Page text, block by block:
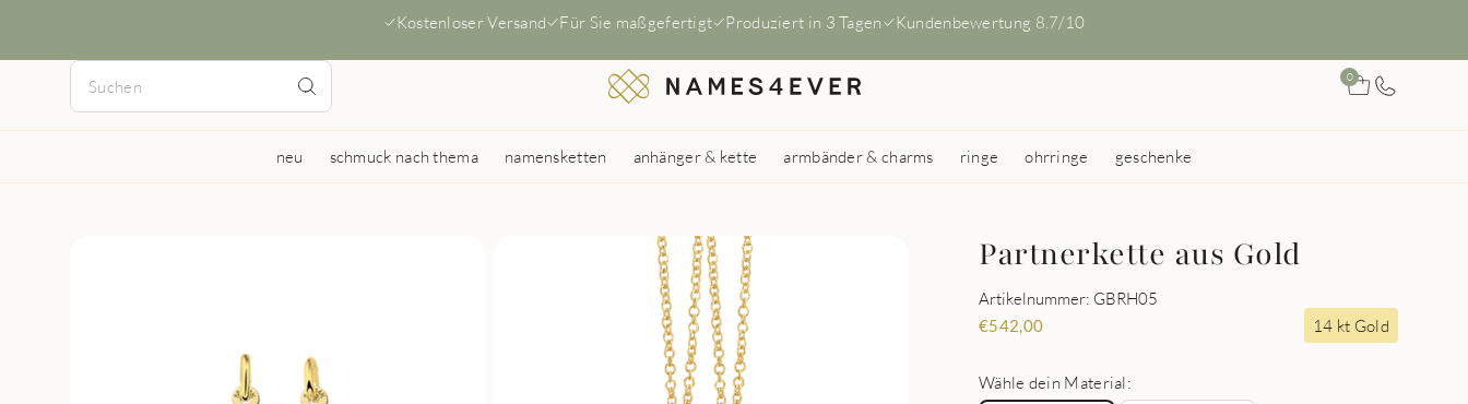
Kostenloser Versand Für Sie maßgefertigt Produziert in 3 Tagen Kundenbewertung 8.7/10
0
neu schmuck nach thema namensketten anhänger & kette armbänder & charms ringe ohrringe geschenke
Partnerkette aus Gold
Artikelnummer: GBRH05
€542,00 14 kt Gold
Wähle dein Material: